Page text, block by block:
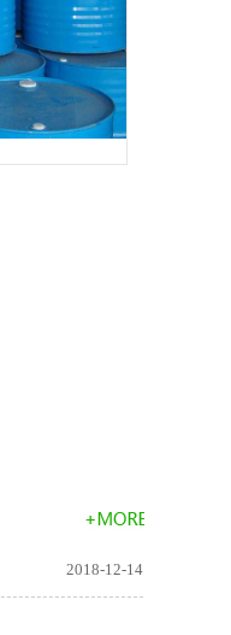
2018-12-14